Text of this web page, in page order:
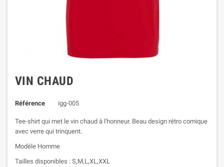
VIN CHAUD
Référence igg-005
Tee-shirt qui met le vin chaud à l'honneur. Beau design rétro comique
avec verre qui trinquent.
Modèle Homme
Tailles disponibles : S,M,L,XL,XXL